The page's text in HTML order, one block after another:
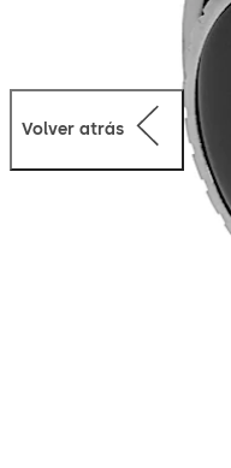
Volver atrás